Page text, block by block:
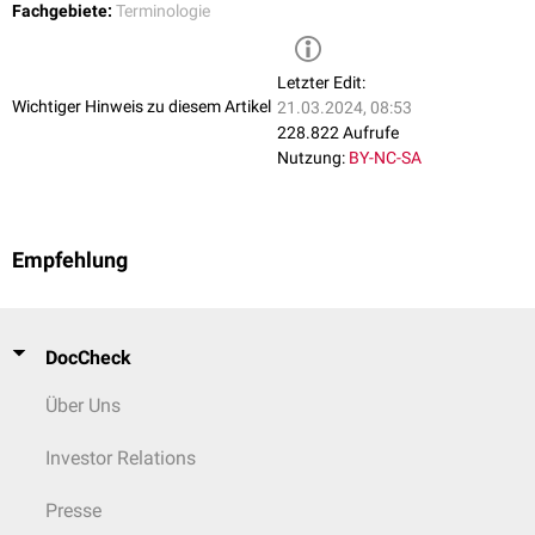
Fachgebiete: Terminologie
Wichtiger Hinweis zu diesem Artikel
Letzter Edit:
21.03.2024, 08:53
228.822 Aufrufe
Nutzung: BY-NC-SA
Empfehlung
DocCheck
Über Uns
Investor Relations
Presse